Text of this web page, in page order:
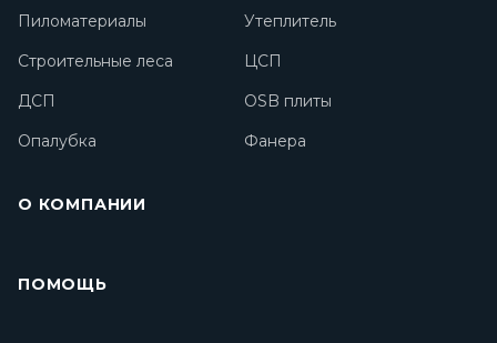
Пиломатериалы
Утеплитель
Строительные леса
ЦСП
ДСП
OSB плиты
Опалубка
Фанера
О КОМПАНИИ
ПОМОЩЬ